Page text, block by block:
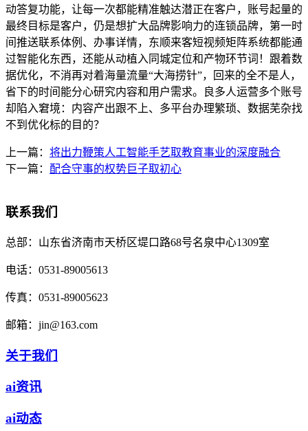
动答复功能，让每一次都能精准触达潜正在客户，账号起量的
最终目标是客户，仍是想扩大品牌影响力的连锁品牌，第一时
间推送联系体例、办事详情，东顺来客短视频矩阵系统都能通
过智能化东西，还能从动植入同城定位和产物环节词！跟着数
据优化，不消再对着海量流量“大海捞针”，回来的全不是人，
省下的时间能分心研究内容和用户需求。良多人运营多个账号
却陷入窘境：内容产出跟不上、多平台办理繁琐、数据芜杂找
不到优化标的目的？
上一篇： 将出力鞭策人工智能手艺取教育事业的深度融合
下一篇： 配合守事的权势巨子取初心
联系我们
总部： 山东省济南市天桥区堤口路68号名泉中心1309室
电话： 0531-89005613
传真： 0531-89005623
邮箱： jin@163.com
关于我们
ai资讯
ai动态